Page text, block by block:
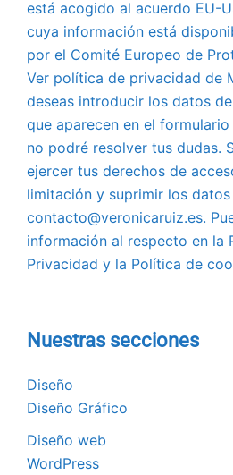
está acogido al acuerdo EU-
cuya información está
por el Comité Europeo de
Ver política de privacidad de
deseas introducir los datos
que aparecen en el
no podré resolver tus dudas.
ejercer tus derechos de
limitación y suprimir los datos
contacto@veronicaruiz.es.
información al respecto en la
Privacidad y la Política de
Nuestras secciones
Diseño
Diseño Gráfico
Diseño web
WordPress